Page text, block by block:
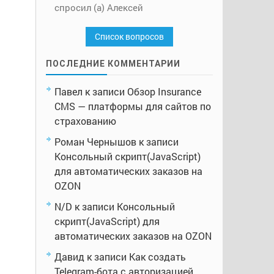
спросил (а) Алексей
Список вопросов
ПОСЛЕДНИЕ КОММЕНТАРИИ
Павел к записи Обзор Insurance
CMS — платформы для сайтов по
страхованию
Роман Чернышов к записи
Консольный скрипт(JavaScript)
для автоматических заказов на
OZON
N/D к записи Консольный
скрипт(JavaScript) для
автоматических заказов на OZON
Давид к записи Как создать
Telegram-бота с авторизацией